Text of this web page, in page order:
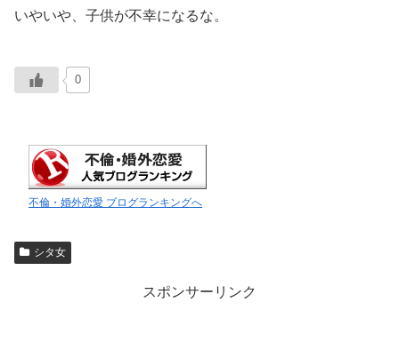
いやいや、子供が不幸になるな。
0
不倫・婚外恋愛 ブログランキングへ
シタ女
スポンサーリンク